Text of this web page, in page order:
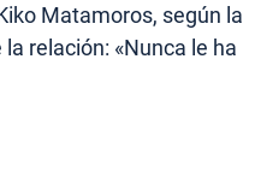
Matamoros, según la
relación: «Nunca le ha